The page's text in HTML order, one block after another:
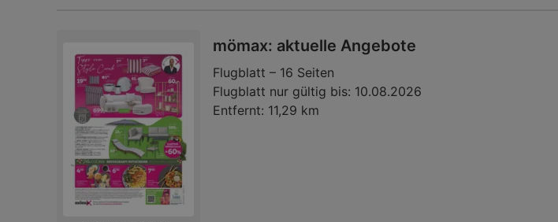
mömax: aktuelle Angebote
Flugblatt – 16 Seiten
Flugblatt nur gültig bis: 10.08.2026
Entfernt: 11,29 km